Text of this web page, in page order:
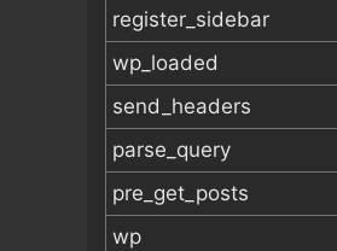
register_sidebar
wp_loaded
send_headers
parse_query
pre_get_posts
wp